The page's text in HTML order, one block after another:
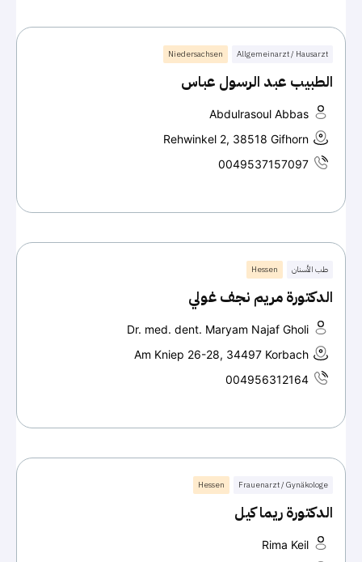
Allgemeinarzt / Hausarzt
Niedersachsen
الطبيب عبد الرسول عباس
Abdulrasoul Abbas
Rehwinkel 2, 38518 Gifhorn
0049537157097
طب الأسنان Hessen
الدكتورة مريم نجف غولي
Dr. med. dent. Maryam Najaf Gholi
Am Kniep 26-28, 34497 Korbach
004956312164
Frauenarzt / Gynäkologe
Hessen
الدكتورة ريما كيل
Rima Keil